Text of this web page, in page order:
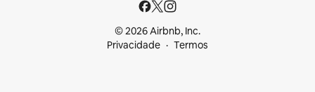
© 2026 Airbnb, Inc.
Privacidade
Termos